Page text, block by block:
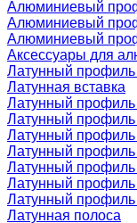
Алюминиевый
Алюминиевый
Алюминиевый
Аксессуары для
Латунный профиль
Латунная вставка
Латунный
Латунный
Латунный
Латунный
Латунный
Латунный
Латунный
Латунная полоса